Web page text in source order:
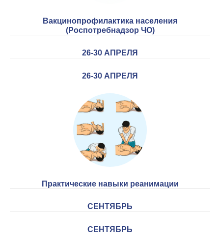
Вакцинопрофилактика населения
(Роспотребнадзор ЧО)
26-30 АПРЕЛЯ
26-30 АПРЕЛЯ
Практические навыки реанимации
СЕНТЯБРЬ
СЕНТЯБРЬ